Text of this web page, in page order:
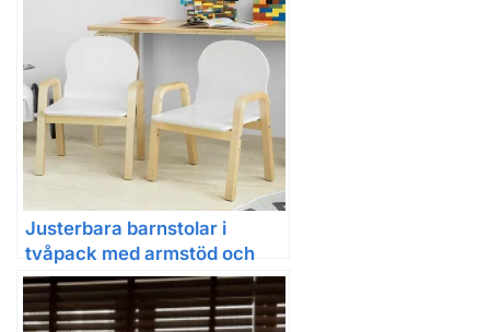
Justerbara barnstolar i
tvåpack med armstöd och
ryggstöd, vit sits